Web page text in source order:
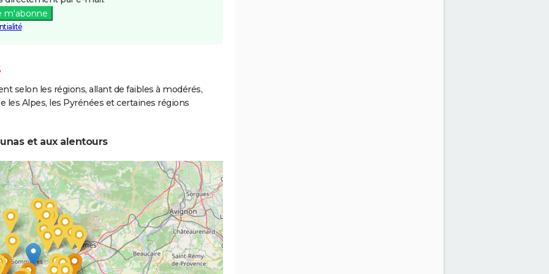
m'abonne
selon les régions, allant de faibles à modérés,
les Alpes, les Pyrénées et certaines régions
et aux alentours